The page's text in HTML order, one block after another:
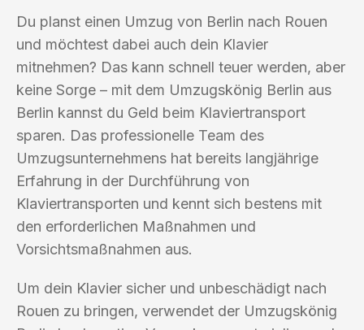
Du planst einen Umzug von Berlin nach Rouen
und möchtest dabei auch dein Klavier
mitnehmen? Das kann schnell teuer werden, aber
keine Sorge – mit dem Umzugskönig Berlin aus
Berlin kannst du Geld beim Klaviertransport
sparen. Das professionelle Team des
Umzugsunternehmens hat bereits langjährige
Erfahrung in der Durchführung von
Klaviertransporten und kennt sich bestens mit
den erforderlichen Maßnahmen und
Vorsichtsmaßnahmen aus.
Um dein Klavier sicher und unbeschädigt nach
Rouen zu bringen, verwendet der Umzugskönig